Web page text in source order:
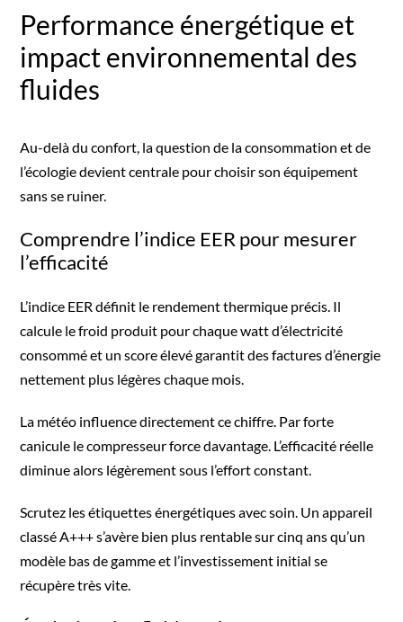
Performance énergétique et
impact environnemental des
fluides
Au-delà du confort, la question de la consommation et de
l’écologie devient centrale pour choisir son équipement
sans se ruiner.
Comprendre l’indice EER pour mesurer
l’efficacité
L’indice EER définit le rendement thermique précis. Il
calcule le froid produit pour chaque watt d’électricité
consommé et un score élevé garantit des factures d’énergie
nettement plus légères chaque mois.
La météo influence directement ce chiffre. Par forte
canicule le compresseur force davantage. L’efficacité réelle
diminue alors légèrement sous l’effort constant.
Scrutez les étiquettes énergétiques avec soin. Un appareil
classé A+++ s’avère bien plus rentable sur cinq ans qu’un
modèle bas de gamme et l’investissement initial se
récupère très vite.